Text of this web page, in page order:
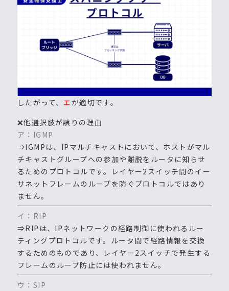
したがって、エが適切です。
❌他選択肢が誤りの理由
ア：IGMP
⇒IGMPは、IPマルチキャストにおいて、ホストがマル
チキャストグループへの参加や離脱をルータに知らせ
るためのプロトコルです。レイヤー2スイッチ間のイー
サネットフレームのループを防ぐプロトコルではあり
ません。
イ：RIP
⇒RIPは、IPネットワークの経路制御に使われるルー
ティングプロトコルです。ルータ間で経路情報を交換
するためのものであり、レイヤー2スイッチで発生する
フレームのループ防止には使われません。
ウ：SIP